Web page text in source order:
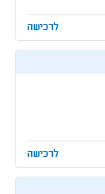
לרכישה
לרכישה